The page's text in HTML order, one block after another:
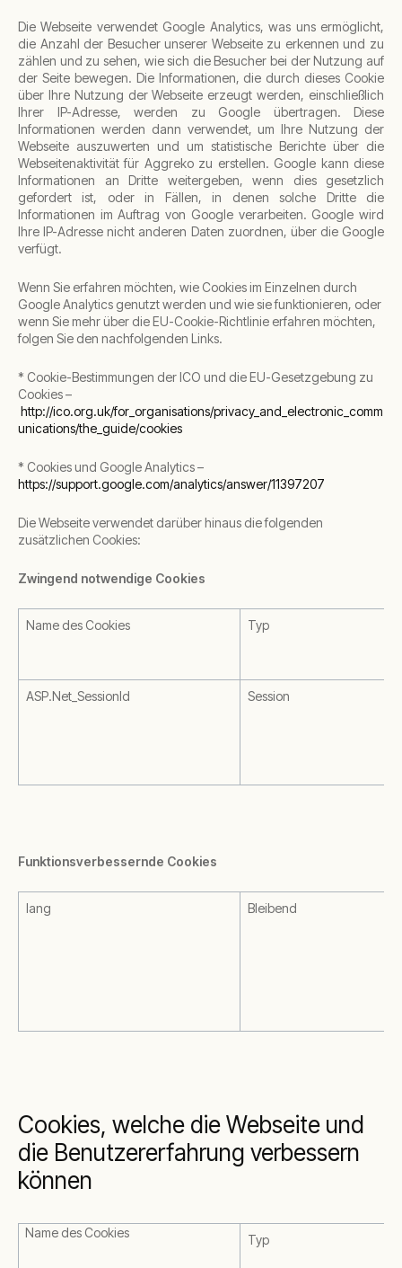
Die Webseite verwendet Google Analytics, was uns ermöglicht,
die Anzahl der Besucher unserer Webseite zu erkennen und zu
zählen und zu sehen, wie sich die Besucher bei der Nutzung auf
der Seite bewegen. Die Informationen, die durch dieses Cookie
über Ihre Nutzung der Webseite erzeugt werden, einschließlich
Ihrer IP-Adresse, werden zu Google übertragen. Diese
Informationen werden dann verwendet, um Ihre Nutzung der
Webseite auszuwerten und um statistische Berichte über die
Webseitenaktivität für Aggreko zu erstellen. Google kann diese
Informationen an Dritte weitergeben, wenn dies gesetzlich
gefordert ist, oder in Fällen, in denen solche Dritte die
Informationen im Auftrag von Google verarbeiten. Google wird
Ihre IP-Adresse nicht anderen Daten zuordnen, über die Google
verfügt.
Wenn Sie erfahren möchten, wie Cookies im Einzelnen durch
Google Analytics genutzt werden und wie sie funktionieren, oder
wenn Sie mehr über die EU-Cookie-Richtlinie erfahren möchten,
folgen Sie den nachfolgenden Links.
* Cookie-Bestimmungen der ICO und die EU-Gesetzgebung zu
Cookies –
http://ico.org.uk/for_organisations/privacy_and_electronic_comm
unications/the_guide/cookies
* Cookies und Google Analytics –
https://support.google.com/analytics/answer/11397207
Die Webseite verwendet darüber hinaus die folgenden
zusätzlichen Cookies:
Zwingend notwendige Cookies
Name des Cookies Typ
ASP.Net_SessionId Session
Funktionsverbessernde Cookies
lang Bleibend
Cookies, welche die Webseite und
die Benutzererfahrung verbessern
können
Name des Cookies Typ